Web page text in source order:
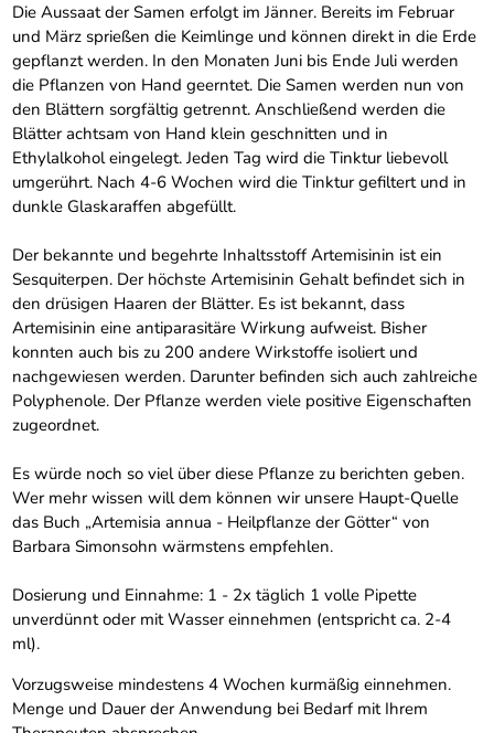
Die Aussaat der Samen erfolgt im Jänner. Bereits im Februar
und März sprießen die Keimlinge und können direkt in die Erde
gepflanzt werden. In den Monaten Juni bis Ende Juli werden
die Pflanzen von Hand geerntet. Die Samen werden nun von
den Blättern sorgfältig getrennt. Anschließend werden die
Blätter achtsam von Hand klein geschnitten und in
Ethylalkohol eingelegt. Jeden Tag wird die Tinktur liebevoll
umgerührt. Nach 4-6 Wochen wird die Tinktur gefiltert und in
dunkle Glaskaraffen abgefüllt.
Der bekannte und begehrte Inhaltsstoff Artemisinin ist ein
Sesquiterpen. Der höchste Artemisinin Gehalt befindet sich in
den drüsigen Haaren der Blätter. Es ist bekannt, dass
Artemisinin eine antiparasitäre Wirkung aufweist. Bisher
konnten auch bis zu 200 andere Wirkstoffe isoliert und
nachgewiesen werden. Darunter befinden sich auch zahlreiche
Polyphenole. Der Pflanze werden viele positive Eigenschaften
zugeordnet.
Es würde noch so viel über diese Pflanze zu berichten geben.
Wer mehr wissen will dem können wir unsere Haupt-Quelle
das Buch „Artemisia annua - Heilpflanze der Götter“ von
Barbara Simonsohn wärmstens empfehlen.
Dosierung und Einnahme: 1 - 2x täglich 1 volle Pipette
unverdünnt oder mit Wasser einnehmen (entspricht ca. 2-4
ml).
Vorzugsweise mindestens 4 Wochen kurmäßig einnehmen.
Menge und Dauer der Anwendung bei Bedarf mit Ihrem